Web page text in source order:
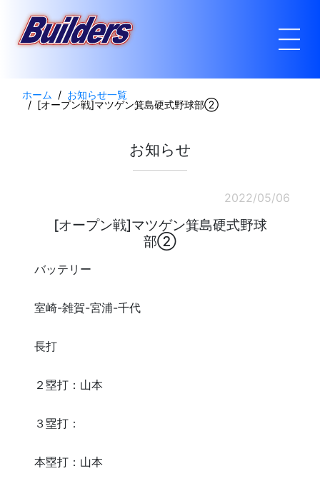
ホーム
お知らせ一覧
[オープン戦]マツゲン箕島硬式野球部②
お知らせ
2022/05/06
[オープン戦]マツゲン箕島硬式野球
部②
バッテリー
室崎-雑賀-宮浦-千代
長打
２塁打：山本
３塁打：
本塁打：山本